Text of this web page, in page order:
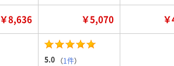
￥8,636 ￥5,070
5.0 （1件）